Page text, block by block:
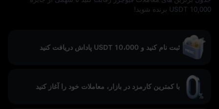
10,000 USDT برنده شوید!
ثبت نام کنید و 10،000 USDT پاداش دریافت کنید
با کمترین کارمزد در بازار، معاملات خود را آغاز کنید